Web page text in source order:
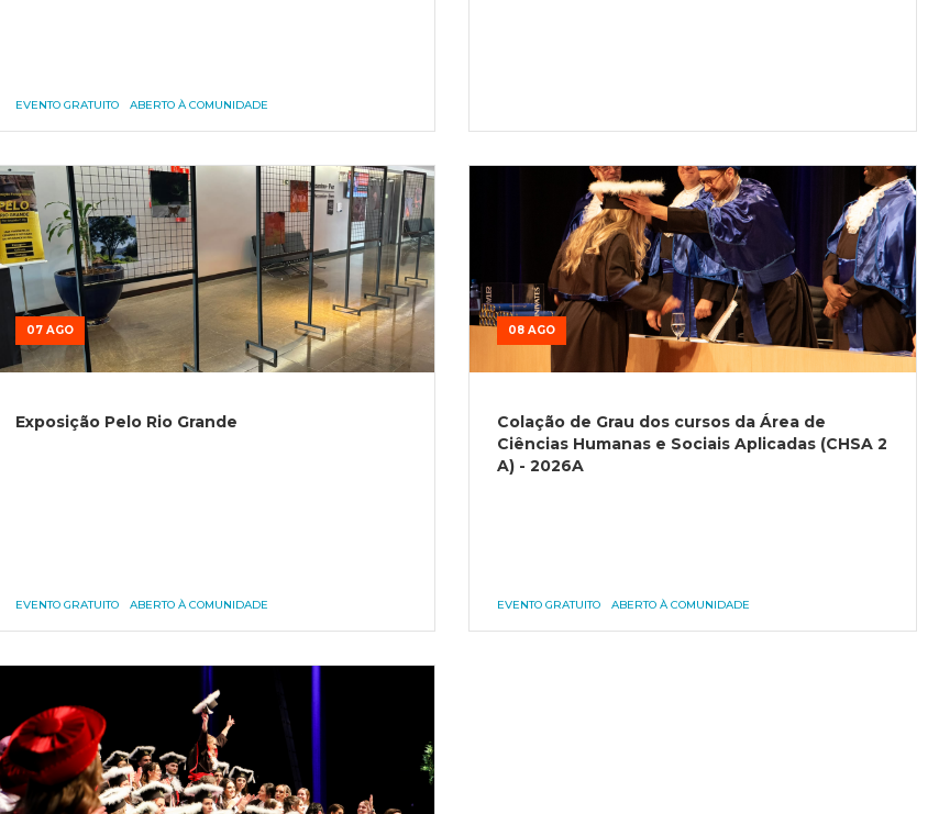
EVENTO GRATUITO ABERTO À COMUNIDADE
07 AGO
Exposição Pelo Rio Grande
EVENTO GRATUITO ABERTO À COMUNIDADE
08 AGO
Colação de Grau dos cursos da Área de
Ciências Humanas e Sociais Aplicadas (CHSA 2
A) - 2026A
EVENTO GRATUITO ABERTO À COMUNIDADE